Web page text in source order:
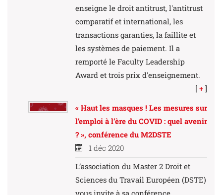
enseigne le droit antitrust, l'antitrust
comparatif et international, les
transactions garanties, la faillite et
les systèmes de paiement. Il a
remporté le Faculty Leadership
Award et trois prix d'enseignement.
[ + ]
« Haut les masques ! Les mesures sur
l’emploi à l’ère du COVID : quel avenir
? », conférence du M2DSTE
1 déc 2020
L’association du Master 2 Droit et
Sciences du Travail Européen (DSTE)